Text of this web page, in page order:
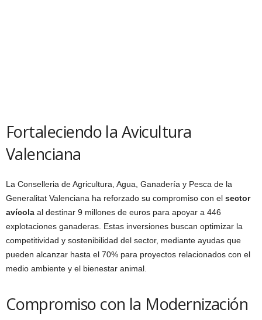
Fortaleciendo la Avicultura
Valenciana
La Conselleria de Agricultura, Agua, Ganadería y Pesca de la
Generalitat Valenciana ha reforzado su compromiso con el sector
avícola al destinar 9 millones de euros para apoyar a 446
explotaciones ganaderas. Estas inversiones buscan optimizar la
competitividad y sostenibilidad del sector, mediante ayudas que
pueden alcanzar hasta el 70% para proyectos relacionados con el
medio ambiente y el bienestar animal.
Compromiso con la Modernización